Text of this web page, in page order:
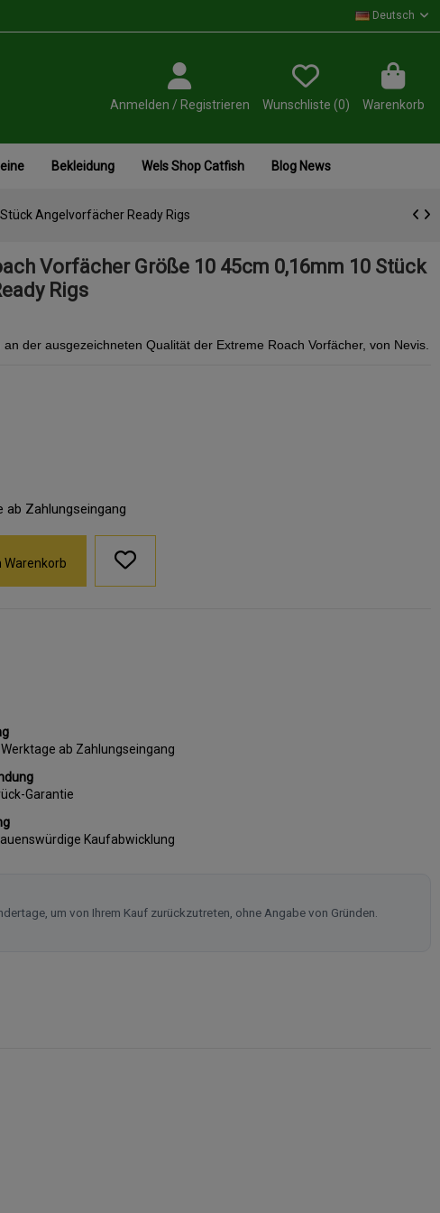
Deutsch
Anmelden / Registrieren Wunschliste (0) Warenkorb
Bekleidung Wels Shop Catfish Blog News
Angelvorfächer Ready Rigs
Vorfächer Größe 10 45cm 0,16mm 10 Stück
Rigs
der ausgezeichneten Qualität der Extreme Roach Vorfächer, von Nevis.
ab Zahlungseingang
Warenkorb
Werktage ab Zahlungseingang
Garantie
Kaufabwicklung
um von Ihrem Kauf zurückzutreten, ohne Angabe von Gründen.